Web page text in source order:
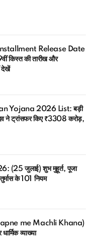
Release Date
किस्त की तारीख और
देखें
Yojana 2026 List: बड़ी
ने ट्रांसफर किए ₹3308 करोड़,
(25 जुलाई) शुभ मुहूर्त, पूजा
के 101 नियम
me Machli Khana)
व्याख्या